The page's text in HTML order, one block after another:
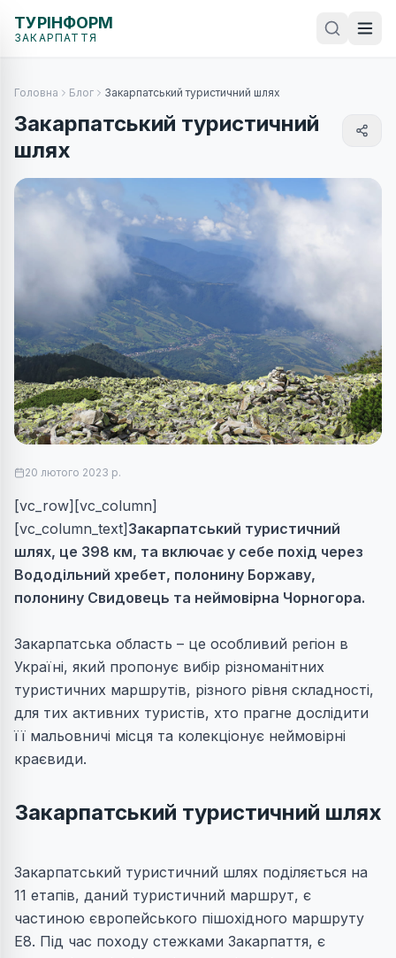
ТУРІНФОРМ
ЗАКАРПАТТЯ
Головна Блог Закарпатський туристичний шлях
Закарпатський туристичний
шлях
20 лютого 2023 р.
[vc_row][vc_column]
[vc_column_text] Закарпатський туристичний
шлях, це 398 км, та включає у себе похід через
Вододільний хребет, полонину Боржаву,
полонину Свидовець та неймовірна Чорногора.
Закарпатська область – це особливий регіон в
Україні, який пропонує вибір різноманітних
туристичних маршрутів, різного рівня складності,
для тих активних туристів, хто прагне дослідити
її мальовничі місця та колекціонує неймовірні
краєвиди.
Закарпатський туристичний шлях
Закарпатський туристичний шлях поділяється на
11 етапів, даний туристичний маршрут, є
частиною європейського пішохідного маршруту
Е8. Під час походу стежками Закарпаття, є